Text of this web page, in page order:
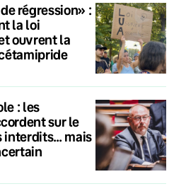
régression» :
la loi
ouvrent la
: les
sur le
interdits… mais